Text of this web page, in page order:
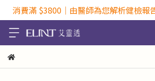
消費滿 $3800｜由醫師為您解析健檢報